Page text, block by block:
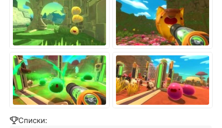
Списки: